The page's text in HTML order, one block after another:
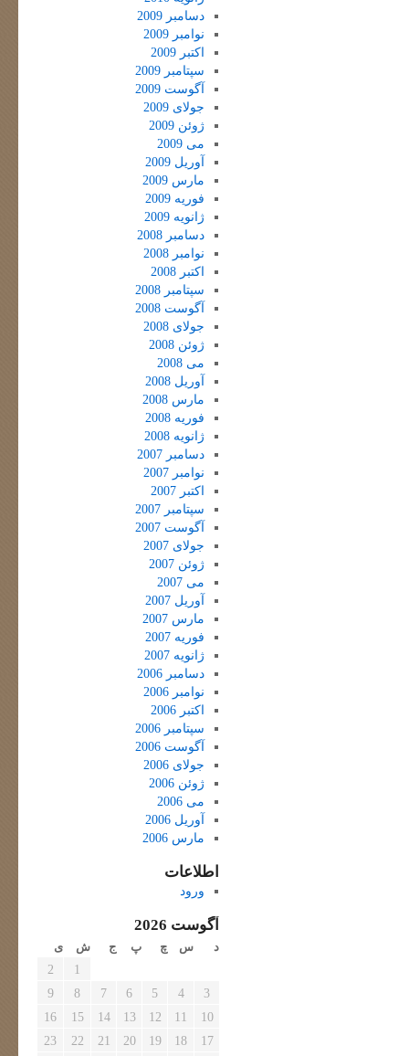
دسامبر 2009
نوامبر 2009
اکتبر 2009
سپتامبر 2009
آگوست 2009
جولای 2009
ژوئن 2009
می 2009
آوریل 2009
مارس 2009
فوریه 2009
ژانویه 2009
دسامبر 2008
نوامبر 2008
اکتبر 2008
سپتامبر 2008
آگوست 2008
جولای 2008
ژوئن 2008
می 2008
آوریل 2008
مارس 2008
فوریه 2008
ژانویه 2008
دسامبر 2007
نوامبر 2007
اکتبر 2007
سپتامبر 2007
آگوست 2007
جولای 2007
ژوئن 2007
می 2007
آوریل 2007
مارس 2007
فوریه 2007
ژانویه 2007
دسامبر 2006
نوامبر 2006
اکتبر 2006
سپتامبر 2006
آگوست 2006
جولای 2006
ژوئن 2006
می 2006
آوریل 2006
مارس 2006
اطلاعات
ورود
آگوست 2026
د س چ پ ج ش ی
1
2
3
4
5
6
7
8
9
10
11
12
13
14
15
16
17
18
19
20
21
22
23